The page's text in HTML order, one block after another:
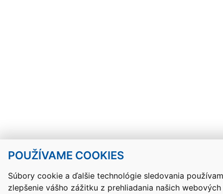
POUŽÍVAME COOKIES
Súbory cookie a ďalšie technológie sledovania
zlepšenie vášho zážitku z prehliadania našich